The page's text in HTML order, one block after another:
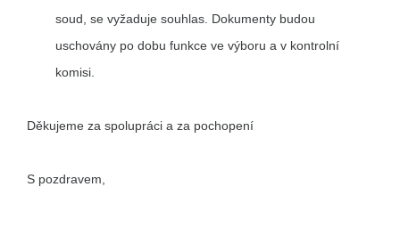
soud, se vyžaduje souhlas. Dokumenty budou
uschovány po dobu funkce ve výboru a v kontrolní
komisi.
Děkujeme za spolupráci a za pochopení
S pozdravem,